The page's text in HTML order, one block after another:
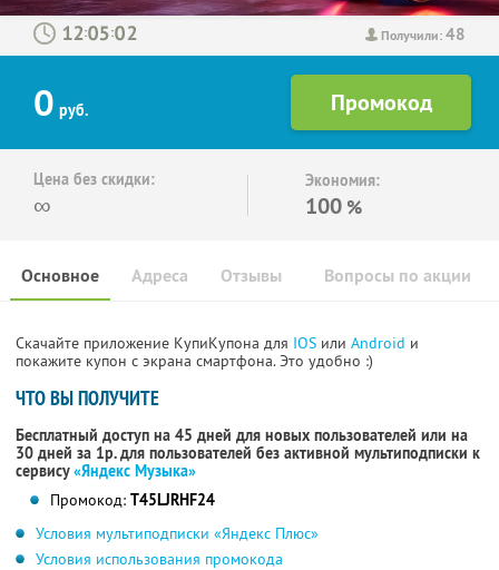
Получили:48
: :
0 руб.
Цена без скидки:
∞
Экономия:
100 %
Основное Отзывы Вопросы по акции
Адреса
Скачайте приложение КупиКупона для IOS или Android и
покажите купон с экрана смартфона. Это удобно :)
ЧТО ВЫ ПОЛУЧИТЕ
Бесплатный доступ на 45 дней для новых пользователей или на
30 дней за 1р. для пользователей без активной мультиподписки к
сервису«Яндекс Музыка»
Промокод: T45LJRHF24
Условия мультиподписки «Яндекс Плюс»
Условия использования промокода